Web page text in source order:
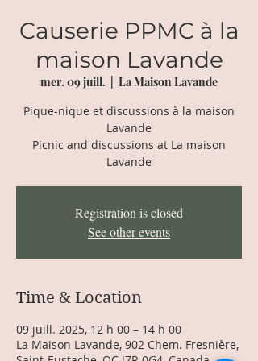
Causerie PPMC à la
maison Lavande
mer. 09 juill.
La Maison Lavande
Pique-nique et discussions à la maison
Lavande
Picnic and discussions at La maison
Lavande
Registration is closed
See other events
Time & Location
09 juill. 2025, 12 h 00 – 14 h 00
La Maison Lavande, 902 Chem. Fresnière,